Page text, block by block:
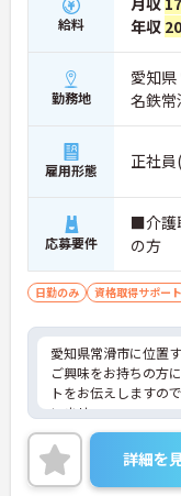
給料
年収
勤務地
愛知
名鉄
雇用形態 正社
応募要件
■介護
の方
日勤のみ 資格取得サポート
愛知県常滑市に位置
ご興味をお持ちの方
トをお伝えしますの
いませ。
詳細を